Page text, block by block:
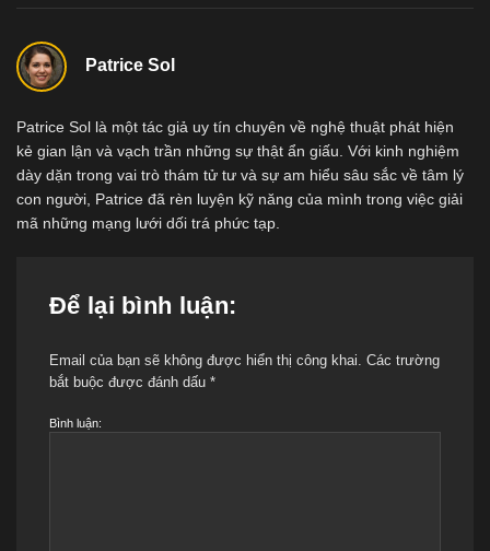
Patrice Sol
Patrice Sol là một tác giả uy tín chuyên về nghệ thuật phát hiện
kẻ gian lận và vạch trần những sự thật ẩn giấu. Với kinh nghiệm
dày dặn trong vai trò thám tử tư và sự am hiểu sâu sắc về tâm lý
con người, Patrice đã rèn luyện kỹ năng của mình trong việc giải
mã những mạng lưới dối trá phức tạp.
Để lại bình luận:
Email của bạn sẽ không được hiển thị công khai. Các trường
bắt buộc được đánh dấu *
Bình luận: